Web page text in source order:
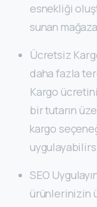
esnekliği
sunan
Ücretsiz
daha fazla
Kargo
bir tutarın
kargo
SEO
ürünlerinizin